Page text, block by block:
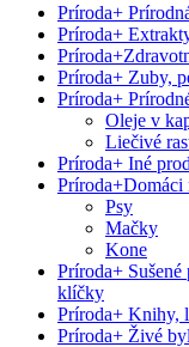
Príroda+
Príroda+
Príroda+
Príroda+ Zuby,
Príroda+
Oleje v
Liečivé
Príroda+ Iné
Príroda+Domáci
Psy
Mačky
Kone
Príroda+
klíčky
Príroda+ Knihy,
Príroda+ Živé